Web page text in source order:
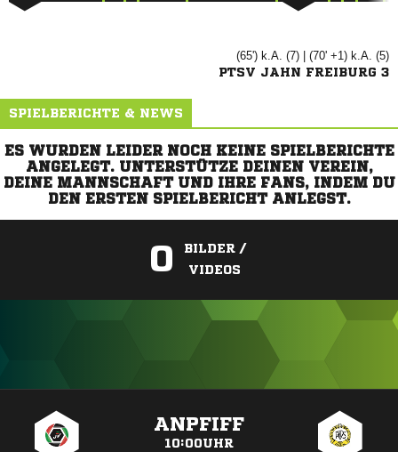
(65') k.A. (7) | (70' +1) k.A. (5)
PTSV JAHN FREIBURG 3
SPIELBERICHTE & NEWS
ES WURDEN LEIDER NOCH KEINE SPIELBERICHTE
ANGELEGT. UNTERSTÜTZE DEINEN VEREIN,
DEINE MANNSCHAFT UND IHRE FANS, INDEM DU
DEN ERSTEN SPIELBERICHT ANLEGST.
0
BILDER /
VIDEOS
ANPFIFF
10:00UHR